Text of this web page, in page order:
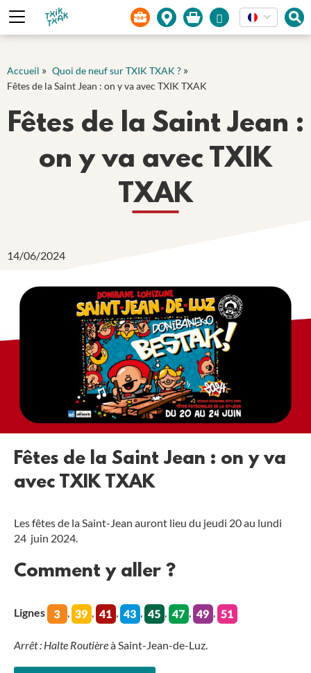
Panneau de gestion des cookies
Accueil » Quoi de neuf sur TXIK TXAK ? »
Fêtes de la Saint Jean : on y va avec TXIK TXAK
Fêtes de la Saint Jean :
on y va avec TXIK
TXAK
14/06/2024
Fêtes de la Saint Jean : on y va
avec TXIK TXAK
Les fêtes de la Saint-Jean auront lieu du jeudi 20 au lundi
24 juin 2024.
Comment y aller ?
Lignes , , , , , , ,
Arrêt : Halte Routièreà Saint-Jean-de-Luz.